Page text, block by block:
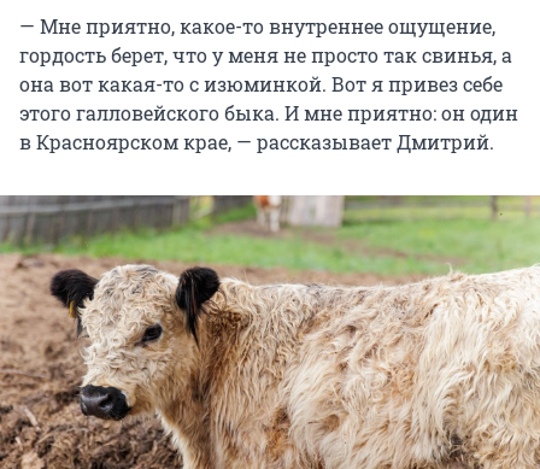
— Мне приятно, какое-то внутреннее ощущение,
гордость берет, что у меня не просто так свинья, а
она вот какая-то с изюминкой. Вот я привез себе
этого галловейского быка. И мне приятно: он один
в Красноярском крае, — рассказывает Дмитрий.